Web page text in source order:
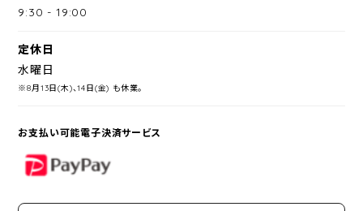
9:30 -19:00
定休日
水曜日
※8月13日(木)、14日(金) も休業。
お支払い可能電子決済サービス
PayPay